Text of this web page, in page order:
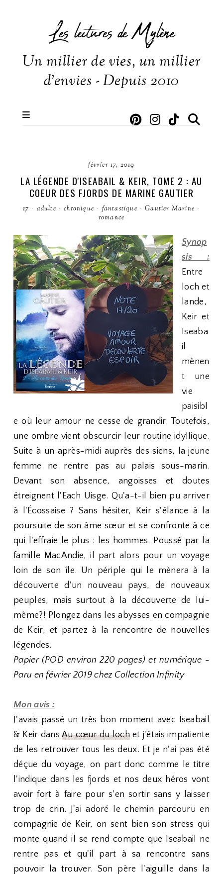
Les lectures de Mylène
Un millier de vies, un millier
d'envies - Depuis 2010
février 17, 2019
LA LÉGENDE D'ISEABAIL & KEIR, TOME 2 : AU
COEUR DES FJORDS DE MARINE GAUTIER
17 · adulte · chronique · fantastique · Gautier Marine ·
romance
Synop
sis :
Entre
loch et
lande,
Keir et
Iseaba
il
mènen
t une
vie
paisibl
e où leur amour ne cesse de grandir. Toutefois,
une ombre vient obscurcir leur routine idyllique.
Suite à un après-midi auprès des siens, la jeune
femme ne rentre pas au palais sous-marin.
Devant son absence, angoisses et doutes
étreignent l'Each Uisge. Qu'a-t-il bien pu arriver
à l'Écossaise ? Sans hésiter, Keir s'élance à la
poursuite de son âme sœur et se confronte à ce
qui l'effraie le plus : les hommes. Poussé par la
famille MacAndie, il part alors pour un voyage
loin de son île. Un périple qui le mènera à la
découverte d'un nouveau pays, de nouveaux
peuples, mais surtout à la découverte de lui-
même?! Plongez dans les abysses en compagnie
de Keir, et partez à la rencontre de nouvelles
légendes.
Papier (POD environ 220 pages) et numérique -
Paru en février 2019 chez Collection Infinity
Mon avis :
J'avais passé un très bon moment avec Iseabail
& Keir dansAu cœur du lochet j'étais impatiente
de les retrouver tous les deux. Et je n'ai pas été
déçue du voyage, on part donc comme le titre
l'indique dans les fjords et nos deux héros vont
avoir fort à faire pour s'en sortir sans y laisser
trop de crin. J'ai adoré le chemin parcouru en
compagnie de Keir, on sent bien son stress qui
monte quand il se rend compte que Iseabail ne
rentre pas et qu'il part à sa rencontre sans
pouvoir la trouver. Son père l'aiguille dans la